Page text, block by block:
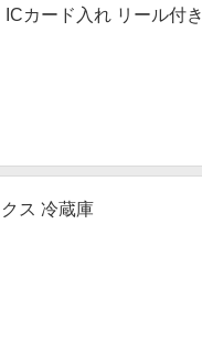
カード入れ リール付き
ス 冷蔵庫